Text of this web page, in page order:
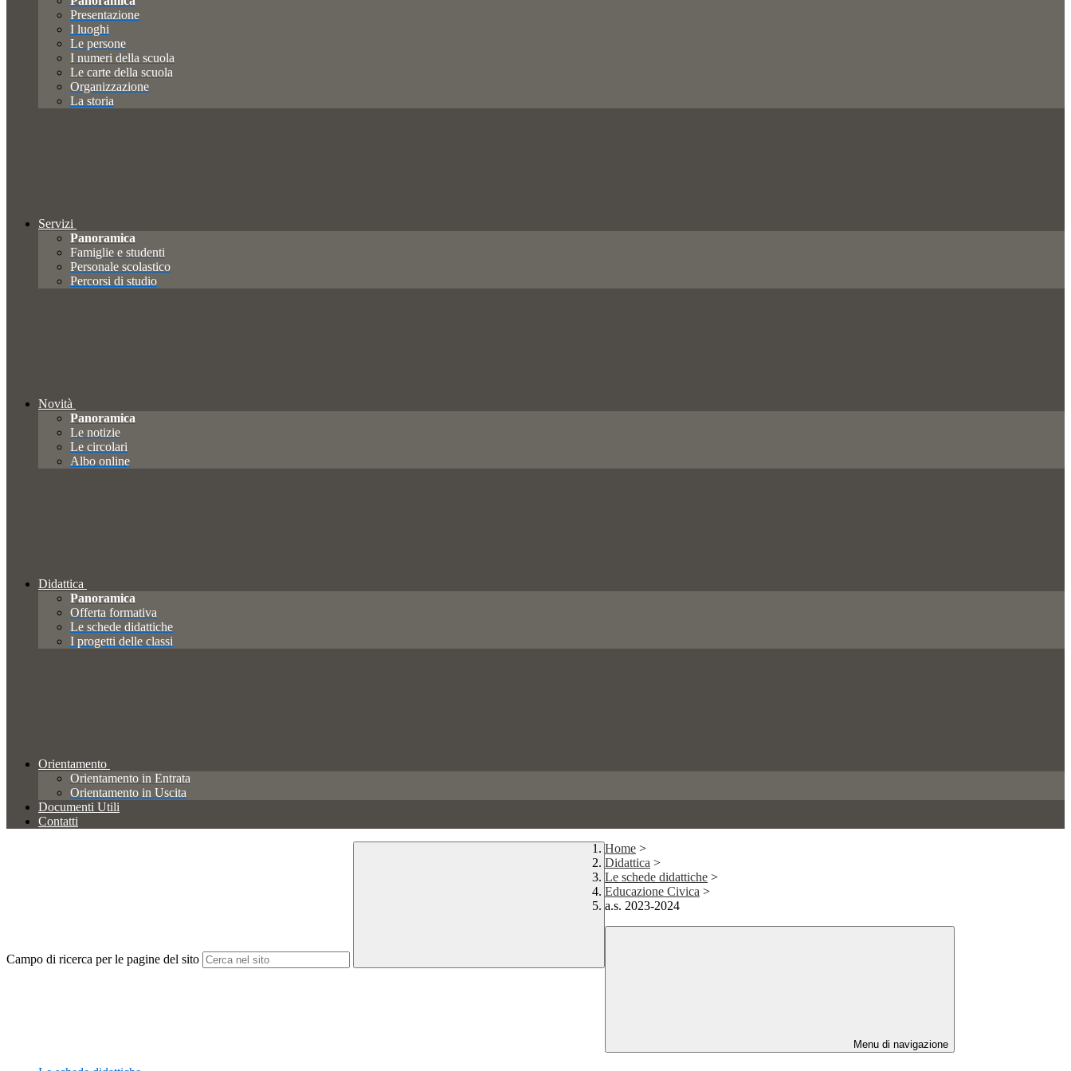
Presentazione
I luoghi
Le persone
I numeri della scuola
Le carte della scuola
Organizzazione
La storia
Servizi
Panoramica
Famiglie e studenti
Personale scolastico
Percorsi di studio
Novità
Panoramica
Le notizie
Le circolari
Albo online
Didattica
Panoramica
Offerta formativa
Le schede didattiche
I progetti delle classi
Orientamento
Orientamento in Entrata
Orientamento in Uscita
Documenti Utili
Contatti
Campo di ricerca per le pagine del sito
Home >
Didattica >
Le schede didattiche >
Educazione Civica >
a.s. 2023-2024
Menu di navigazione